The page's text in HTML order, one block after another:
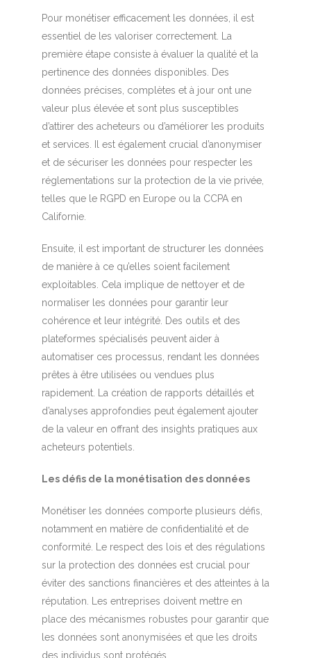
Pour monétiser efficacement les données, il est
essentiel de les valoriser correctement. La
première étape consiste à évaluer la qualité et la
pertinence des données disponibles. Des
données précises, complètes et à jour ont une
valeur plus élevée et sont plus susceptibles
d’attirer des acheteurs ou d’améliorer les produits
et services. Il est également crucial d’anonymiser
et de sécuriser les données pour respecter les
réglementations sur la protection de la vie privée,
telles que le RGPD en Europe ou la CCPA en
Californie.
Ensuite, il est important de structurer les données
de manière à ce qu’elles soient facilement
exploitables. Cela implique de nettoyer et de
normaliser les données pour garantir leur
cohérence et leur intégrité. Des outils et des
plateformes spécialisés peuvent aider à
automatiser ces processus, rendant les données
prêtes à être utilisées ou vendues plus
rapidement. La création de rapports détaillés et
d’analyses approfondies peut également ajouter
de la valeur en offrant des insights pratiques aux
acheteurs potentiels.
Les défis de la monétisation des données
Monétiser les données comporte plusieurs défis,
notamment en matière de confidentialité et de
conformité. Le respect des lois et des régulations
sur la protection des données est crucial pour
éviter des sanctions financières et des atteintes à la
réputation. Les entreprises doivent mettre en
place des mécanismes robustes pour garantir que
les données sont anonymisées et que les droits
des individus sont protégés.